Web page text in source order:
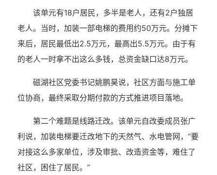
该单元有18户居民，多半是老人，还有2户独居
老人。当时，加装一部电梯的费用约50万元。分摊下
来后，居民最低出2.5万元，最高出5.5万元。由于有
的老人一时拿不出这么多钱，总资金缺口达8万元。
磁湖社区党委书记姚鹏昊说，社区方面与施工单
位协商，最终采取分期付款的方式推进项目落地。
第二个难题是线路迁改。该单元自改委成员张广
利说，加装电梯要迁改地下的天然气、水电管网，“要
对接这么多家单位，涉及审批、改造资金等，难住了
社区，困住了居民。”